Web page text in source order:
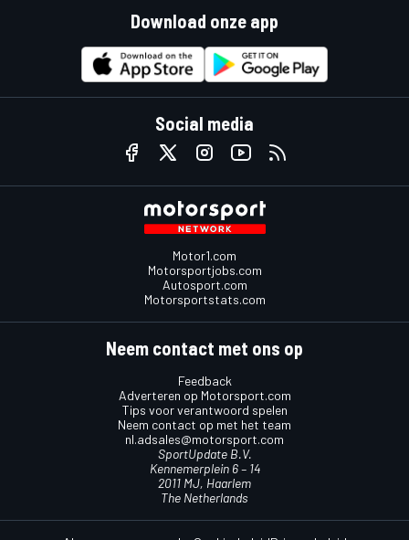
Download onze app
Social media
Motor1.com
Motorsportjobs.com
Autosport.com
Motorsportstats.com
Neem contact met ons op
Feedback
Adverteren op Motorsport.com
Tips voor verantwoord spelen
Neem contact op met het team
nl.adsales@motorsport.com
SportUpdate B.V.
Kennemerplein 6 – 14
2011 MJ, Haarlem
The Netherlands